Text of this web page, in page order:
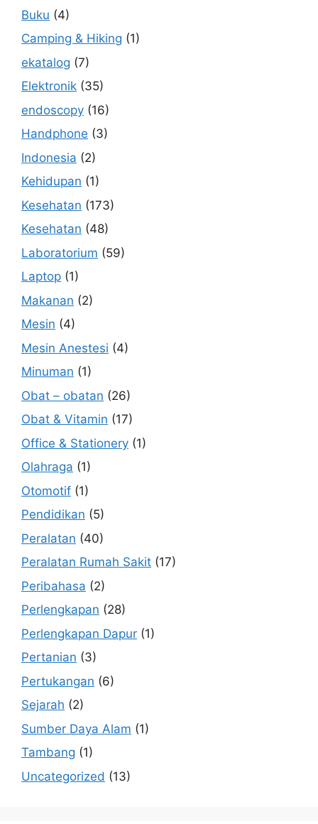
Buku (4)
Camping & Hiking (1)
ekatalog (7)
Elektronik (35)
endoscopy (16)
Handphone (3)
Indonesia (2)
Kehidupan (1)
Kesehatan (173)
Kesehatan (48)
Laboratorium (59)
Laptop (1)
Makanan (2)
Mesin (4)
Mesin Anestesi (4)
Minuman (1)
Obat – obatan (26)
Obat & Vitamin (17)
Office & Stationery (1)
Olahraga (1)
Otomotif (1)
Pendidikan (5)
Peralatan (40)
Peralatan Rumah Sakit (17)
Peribahasa (2)
Perlengkapan (28)
Perlengkapan Dapur (1)
Pertanian (3)
Pertukangan (6)
Sejarah (2)
Sumber Daya Alam (1)
Tambang (1)
Uncategorized (13)